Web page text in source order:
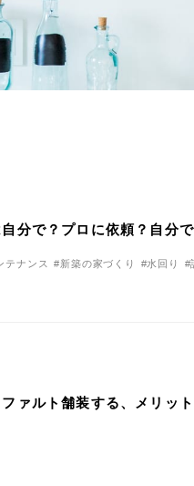
分で？プロに依頼？自分
テナンス #新築の家づくり #水回り #
ァルト舗装する、メリッ